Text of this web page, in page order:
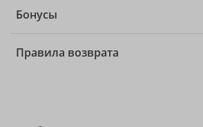
Бонусы
Правила возврата